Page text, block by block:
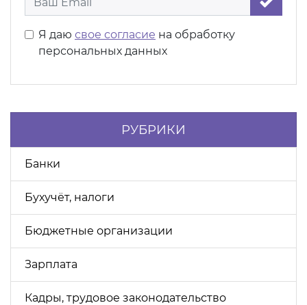
Я даю свое согласие на обработку
персональных данных
РУБРИКИ
Банки
Бухучёт, налоги
Бюджетные организации
Зарплата
Кадры, трудовое законодательство